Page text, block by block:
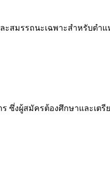
สมรรถนะเฉพาะสำหรับต
ซึ่งผู้สมัครต้องศึกษาและเตรี